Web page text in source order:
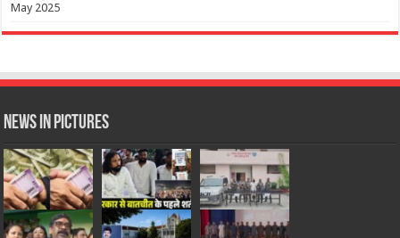
May 2025
News in Pictures